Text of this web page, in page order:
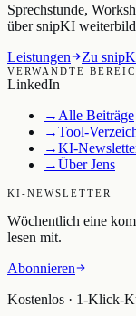
Sprechstunde,
über snipKI
Leistungen
Zu
VERWANDTE
LinkedIn
→ Alle Beiträge
→Tool-
→KI-
→Über Jens
KI-NEWSLETTER
Wöchentlich eine
lesen mit.
Abonnieren
Kostenlos · 1-Klick-